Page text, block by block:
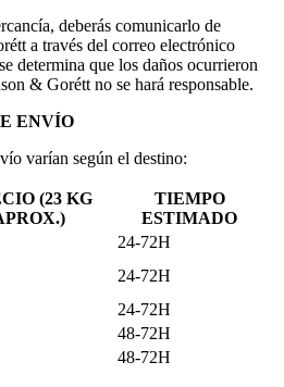
deberás comunicarlo de
a través del correo electrónico
determina que los daños ocurrieron
& Gorétt no se hará responsable.
ENVÍO
varían según el destino:
(23 KG
TIEMPO
ESTIMADO
24-72H
24-72H
24-72H
48-72H
48-72H